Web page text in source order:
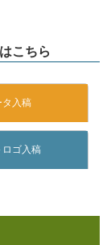
こちら